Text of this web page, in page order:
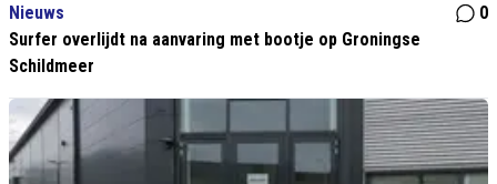
Nieuws
0
Surfer overlijdt na aanvaring met bootje op Groningse
Schildmeer